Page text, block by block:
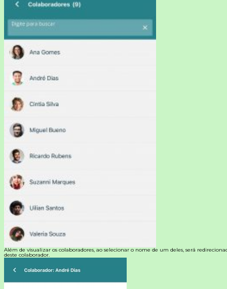
Além de visualizar os colaboradores, ao selecionar o nome de um deles, será
deste colaborador.